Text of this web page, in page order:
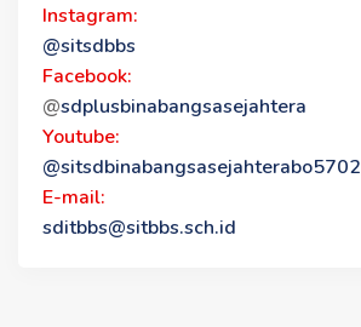
Instagram:
@sitsdbbs
Facebook:
@sdplusbinabangsasejahtera
Youtube:
@sitsdbinabangsasejahterabo5702
E-mail:
sditbbs@sitbbs.sch.id